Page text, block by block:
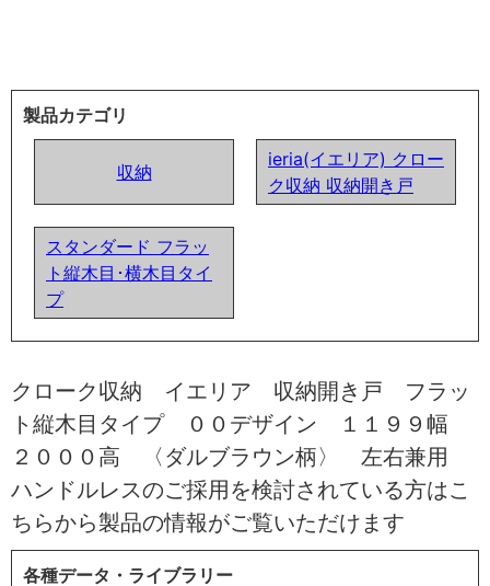
製品カテゴリ
収納
ieria(イエリア) クロー
ク収納 収納開き戸
スタンダード フラッ
ト縦木目･横木目タイ
プ
クローク収納 イエリア 収納開き戸 フラッ
ト縦木目タイプ ００デザイン １１９９幅
２０００高 〈ダルブラウン柄〉 左右兼用
ハンドルレスのご採用を検討されている方はこ
ちらから製品の情報がご覧いただけます
各種データ・ライブラリー